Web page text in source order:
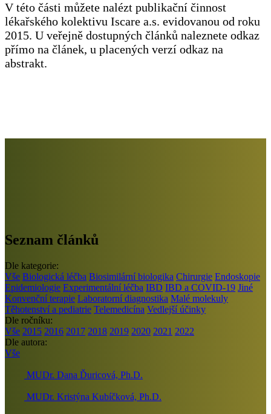
V této části můžete nalézt publikační činnost
lékařského kolektivu Iscare a.s. evidovanou od roku
2015. U veřejně dostupných článků naleznete odkaz
přímo na článek, u placených verzí odkaz na
abstrakt.
Seznam článků
Dle kategorie:
Vše Biologická léčba Biosimilární biologika Chirurgie Endoskopie
Epidemiologie Experimentální léčba IBD IBD a COVID-19 Jiné
Konvenční terapie Laboratorní diagnostika Malé molekuly
Těhotenství a pediatrie Telemedicína Vedlejší účinky
Dle ročníku:
Vše 2015 2016 2017 2018 2019 2020 2021 2022
Dle autora:
Vše
MUDr. Dana Ďuricová, Ph.D.
MUDr. Kristýna Kubíčková, Ph.D.